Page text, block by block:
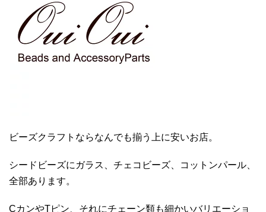
ビーズクラフトならなんでも揃う上に安いお店。
シードビーズにガラス、チェコビーズ、コットンパール、
全部あります。
CカンやTピン、それにチェーン類も細かいバリエーショ